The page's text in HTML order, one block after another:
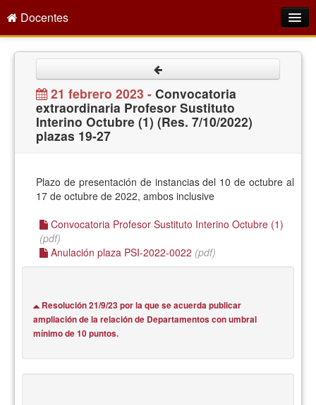
Docentes
Empleo Público
Gestión PDI
Formación y Evaluación
Acción Social
Directorio
21 febrero 2023 - Convocatoria
extraordinaria Profesor Sustituto
Interino Octubre (1) (Res. 7/10/2022)
plazas 19-27
Plazo de presentación de instancias del 10 de octubre al
17 de octubre de 2022, ambos inclusive
Convocatoria Profesor Sustituto Interino Octubre (1)
(pdf)
Anulación plaza PSI-2022-0022 (pdf)
Resolución 21/9/23 por la que se acuerda publicar
ampliación de la relación de Departamentos con umbral
mínimo de 10 puntos.